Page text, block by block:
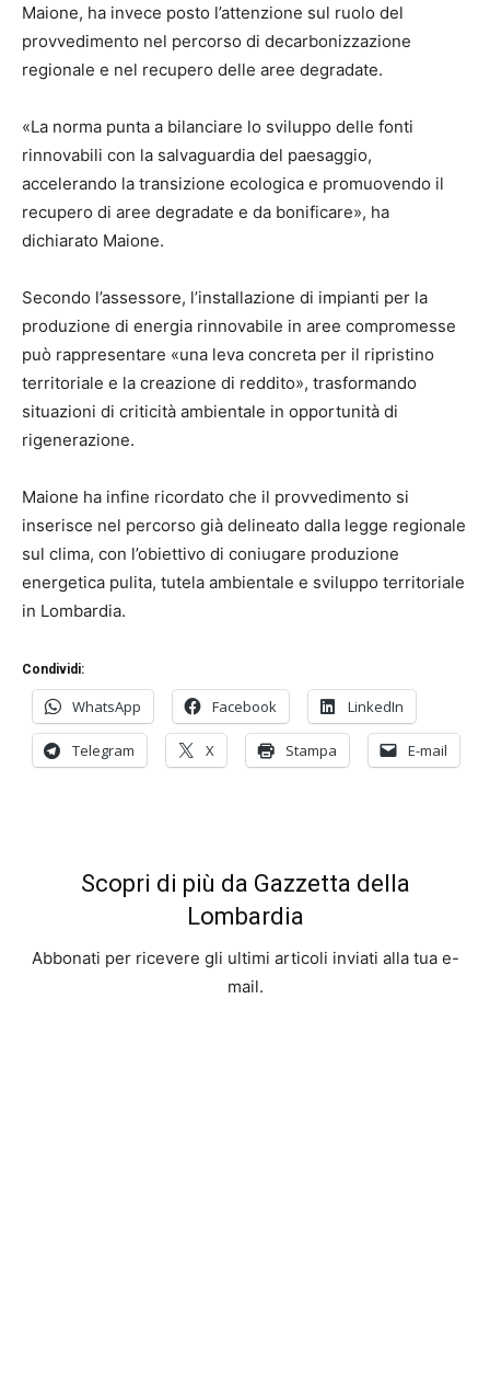
Maione, ha invece posto l’attenzione sul ruolo del
provvedimento nel percorso di decarbonizzazione
regionale e nel recupero delle aree degradate.
«La norma punta a bilanciare lo sviluppo delle fonti
rinnovabili con la salvaguardia del paesaggio,
accelerando la transizione ecologica e promuovendo il
recupero di aree degradate e da bonificare», ha
dichiarato Maione.
Secondo l’assessore, l’installazione di impianti per la
produzione di energia rinnovabile in aree compromesse
può rappresentare «una leva concreta per il ripristino
territoriale e la creazione di reddito», trasformando
situazioni di criticità ambientale in opportunità di
rigenerazione.
Maione ha infine ricordato che il provvedimento si
inserisce nel percorso già delineato dalla legge regionale
sul clima, con l’obiettivo di coniugare produzione
energetica pulita, tutela ambientale e sviluppo territoriale
in Lombardia.
Condividi:
WhatsApp Facebook LinkedIn
Telegram X Stampa E-mail
Scopri di più da Gazzetta della
Lombardia
Abbonati per ricevere gli ultimi articoli inviati alla tua e-
mail.